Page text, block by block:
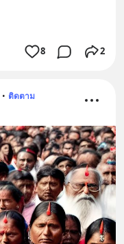
8 2
• ติดตาม